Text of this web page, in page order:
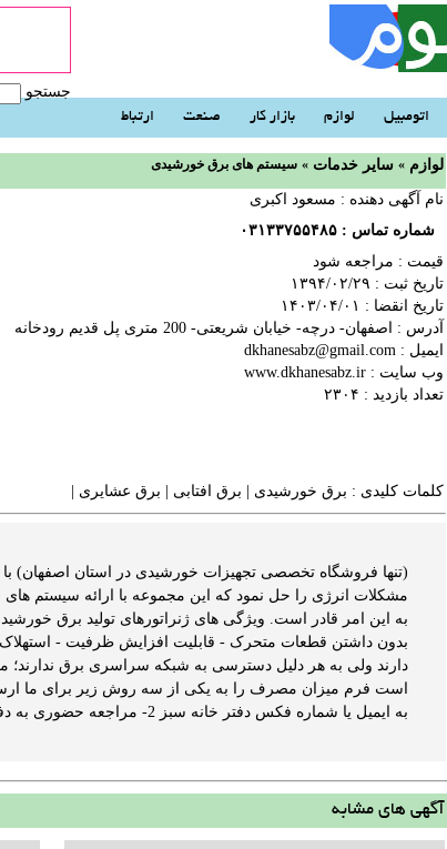
جستجو
اتومبیل لوازم بازار کار صنعت ارتباط
لوازم « سایر خدمات « سیستم های برق خورشیدی
نام آگهی دهنده : مسعود اکبری
شماره تماس : ۰۳۱۳۳۷۵۵۴۸۵
قیمت : مراجعه شود
تاریخ ثبت : ۱۳۹۴/۰۲/۲۹‬
تاریخ انقضا : ۱۴۰۳/۰۴/۰۱‬
آدرس : اصفهان- درچه- خیابان شریعتی- 200 متری پل قدیم رودخانه
ایمیل : dkhanesabz@gmail.com
وب سایت : www.dkhanesabz.ir
تعداد بازدید : ۲۳۰۴
کلمات کلیدی : برق خورشیدی برق افتابی برق عشایری
(تنها فروشگاه تخصصی تجهیزات خورشیدی در استان اصفهان)
مشکلات انرژی را حل نمود که این مجموعه با ارائه سیستم
به این امر قادر است. ویژگی های ژنراتورهای تولید برق
بدون داشتن قطعات متحرک - قابلیت افزایش ظرفیت - استهلاک
دارند ولی به هر دلیل دسترسی به شبکه سراسری برق ندارند؛
به ایمیل یا شماره فکس دفتر خانه سبز 2- مراجعه حضوری به دفتر خانه سبز و در...
آگهی های مشابه